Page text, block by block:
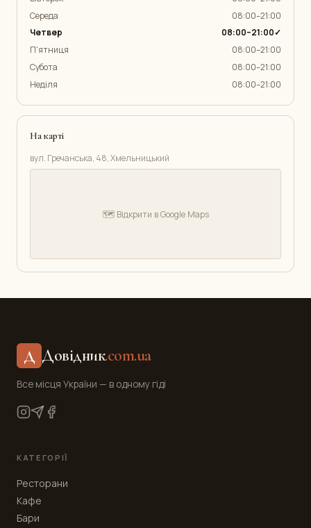
Середа
08:00–21:00
Четвер
08:00–21:00✓
П'ятниця
08:00–21:00
Субота
08:00–21:00
Неділя
08:00–21:00
На карті
вул. Гречанська, 48, Хмельницький
🗺️ Відкрити в Google Maps
Д Довідник.com.ua
Все місця України — в одному гіді
КАТЕГОРІЇ
Ресторани
Кафе
Бари